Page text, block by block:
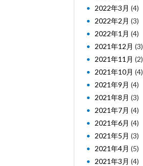
2022年3月 (4)
2022年2月 (3)
2022年1月 (4)
2021年12月 (3)
2021年11月 (2)
2021年10月 (4)
2021年9月 (4)
2021年8月 (3)
2021年7月 (4)
2021年6月 (4)
2021年5月 (3)
2021年4月 (5)
2021年3月 (4)